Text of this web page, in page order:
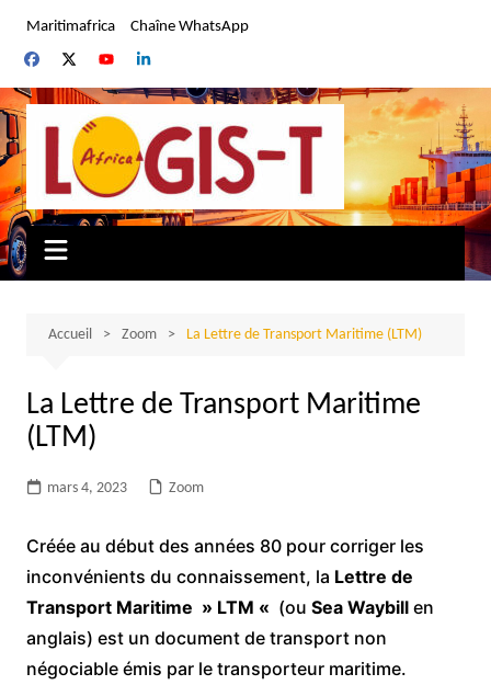
contenu
Maritimafrica Chaîne WhatsApp
Accueil Zoom La Lettre de Transport Maritime (LTM)
La Lettre de Transport Maritime
(LTM)
mars 4, 2023 Zoom
Créée au début des années 80 pour corriger les
inconvénients du connaissement, la Lettre de
Transport Maritime » LTM « (ou Sea Waybillen
anglais) est un document de transport non
négociable émis par le transporteur maritime.